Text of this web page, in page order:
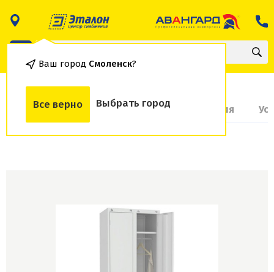
Ваш город Смоленск?
Все верно Выбрать город
О товаре Доставка и оплата Гарантия